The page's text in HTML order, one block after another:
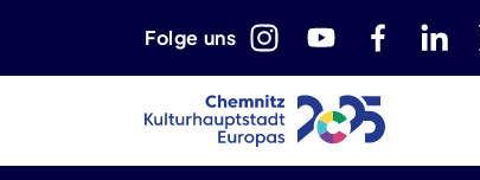
Folge uns